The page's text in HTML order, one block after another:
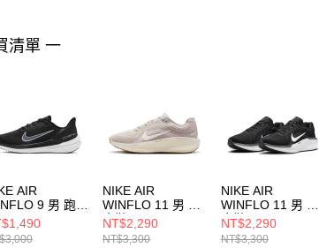
清單 一
AIR
9 男 跑步
NIKE AIR
WINFLO 11 男 跑
步鞋 FJ9509011
NT$2,290
NT$3,300
NIKE AIR
WINFLO 11 男 跑
步鞋 FJ9509001
NT$2,290
NT$3,300